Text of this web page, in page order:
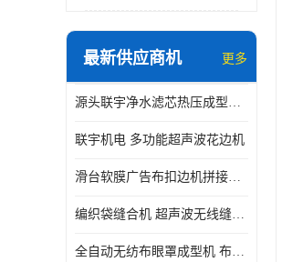
最新供应商机 更多
源头联宇净水滤芯热压成型机器 超声波大功率封边机
联宇机电 多功能超声波花边机
滑台软膜广告布扣边机拼接机用于焊接热合拼接作用
编织袋缝合机 超声波无线缝合机 厂家现货供应
全自动无纺布眼罩成型机 布料海绵眼罩热合切边机